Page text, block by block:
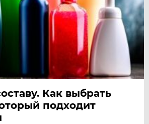
Как выбрать
подходит